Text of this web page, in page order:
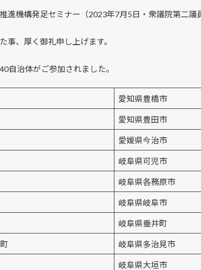
進機構発足セミナー（2023年7月5日・衆議院第二議
事、厚く御礼申し上げます。
自治体がご参加されました。
愛知県豊橋市
愛知県豊田市
愛媛県今治市
岐阜県可児市
岐阜県各務原市
岐阜県岐阜市
岐阜県垂井町
岐阜県多治見市
岐阜県大垣市